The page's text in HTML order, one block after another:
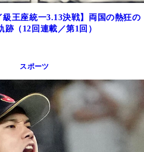
級王座統一3.13決戦】両国の熱狂の
跡（12回連載／第1回）
スポーツ